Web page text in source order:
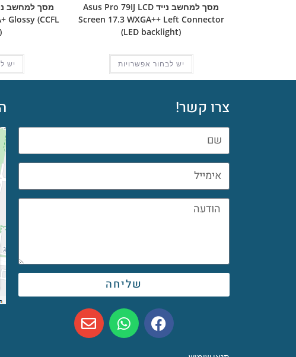
מסך למחשב נייד Asus Pro 79IJ LCD
Screen 17.3 WXGA++ Left Connector
(LED backlight)
יש לבחור אפשרויות
Glossy (CCFL
יש
צרו קשר!
שליחה